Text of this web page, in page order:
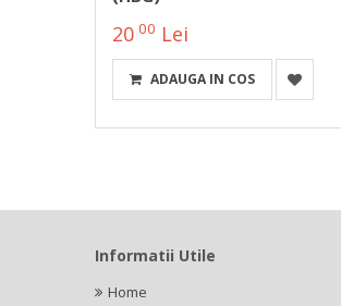
20 00 Lei
ADAUGA IN COS
Informatii Utile
Home